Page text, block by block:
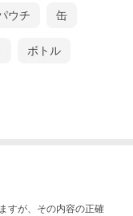
ウチ 缶
ボトル
すが、その内容の正確